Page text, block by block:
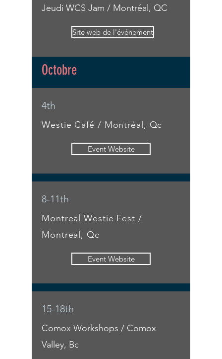
Jeudi WCS Jam / Montréal, QC
Site web de l'événement
Octobre
4th
Westie Café / Montréal, Qc
Event Website
8-11th
Montreal Westie Fest /
Montreal, Qc
Event Website
15-18th
Comox Workshops / Comox
Valley, Bc